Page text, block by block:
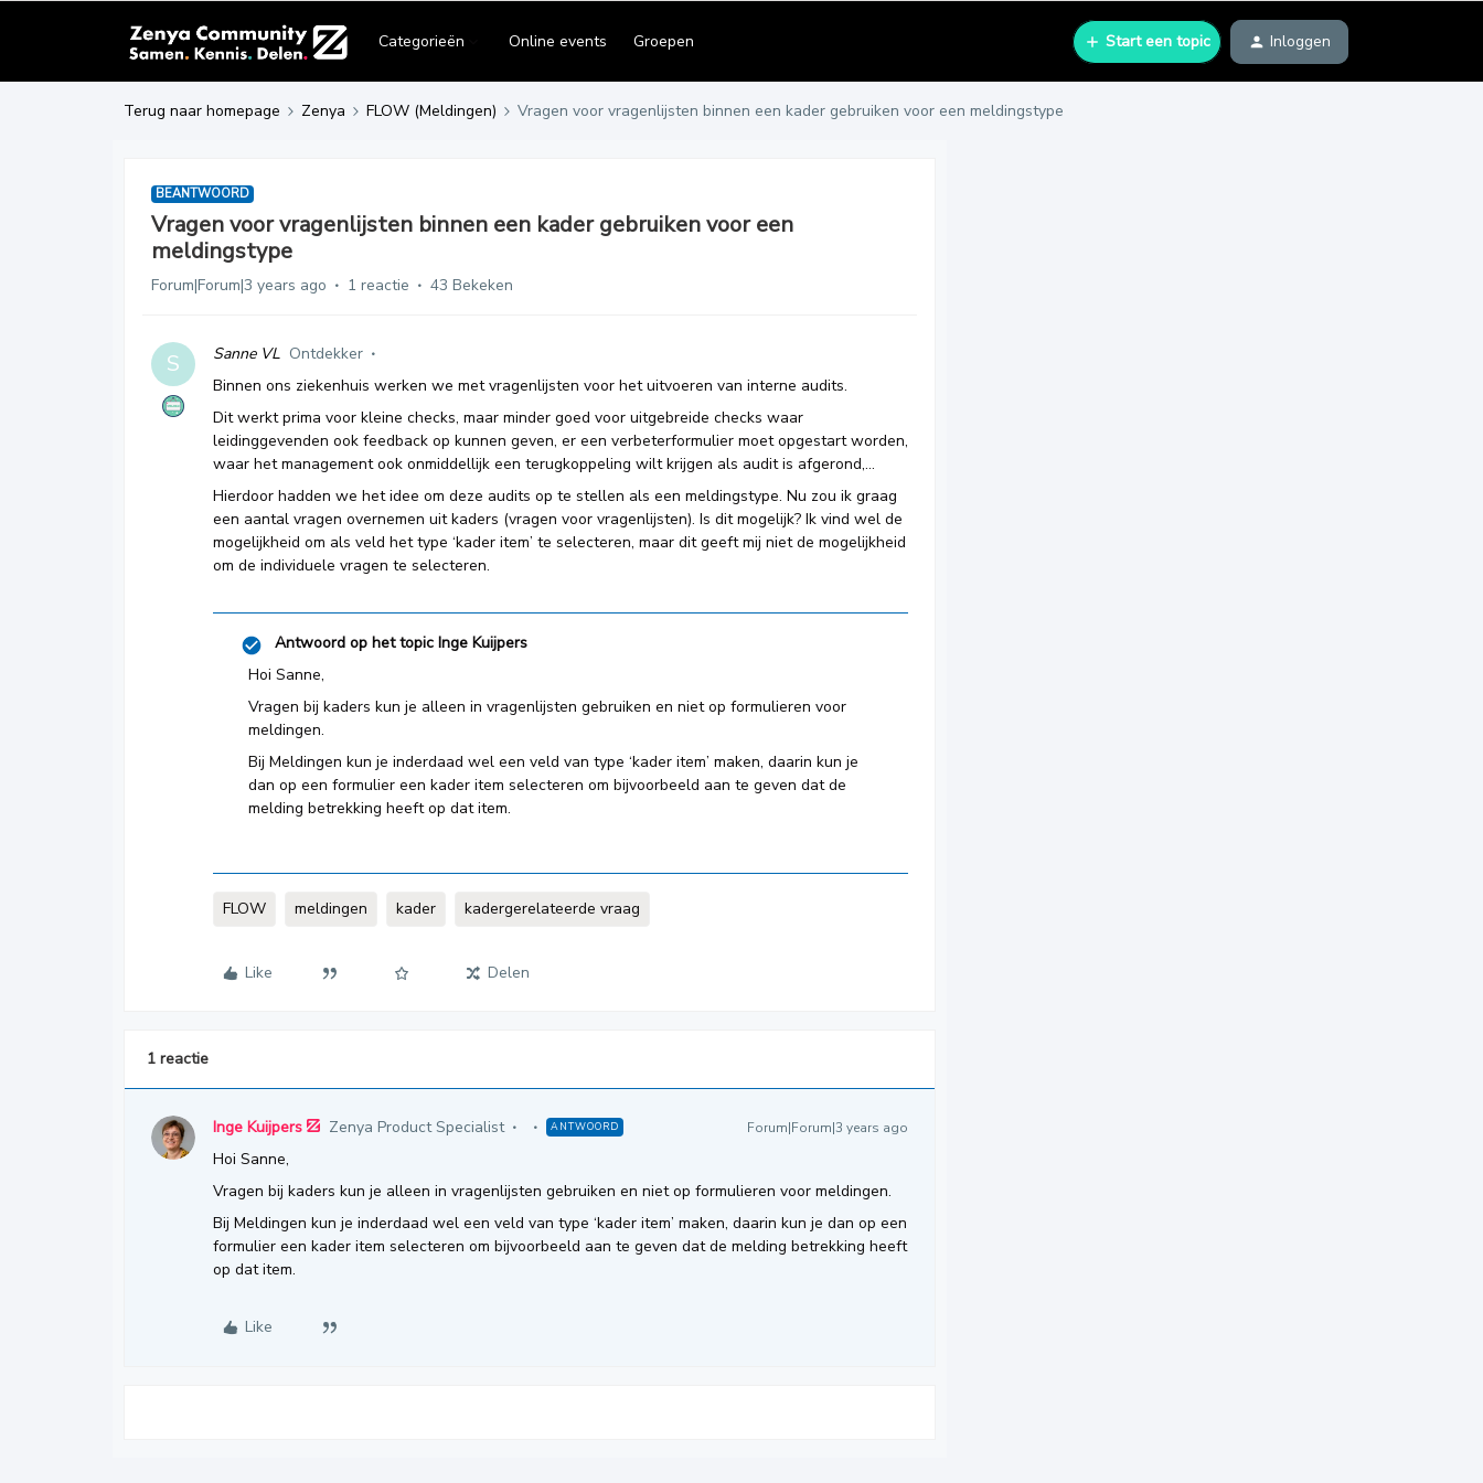
Categorieën Online events Groepen Start een topic Inloggen
Terug naar homepage Zenya FLOW (Meldingen) Vragen voor vragenlijsten binnen een kader gebruiken voor een meldingstype
BEANTWOORD
Vragen voor vragenlijsten binnen een kader gebruiken voor een
meldingstype
Forum|Forum|3 years ago 1 reactie 43 Bekeken
S Sanne VL Ontdekker
Binnen ons ziekenhuis werken we met vragenlijsten voor het uitvoeren van interne audits.
Dit werkt prima voor kleine checks, maar minder goed voor uitgebreide checks waar
leidinggevenden ook feedback op kunnen geven, er een verbeterformulier moet opgestart worden,
waar het management ook onmiddellijk een terugkoppeling wilt krijgen als audit is afgerond,…
Hierdoor hadden we het idee om deze audits op te stellen als een meldingstype. Nu zou ik graag
een aantal vragen overnemen uit kaders (vragen voor vragenlijsten). Is dit mogelijk? Ik vind wel de
mogelijkheid om als veld het type ‘kader item’ te selecteren, maar dit geeft mij niet de mogelijkheid
om de individuele vragen te selecteren.
Antwoord op het topic Inge Kuijpers
Hoi Sanne,
Vragen bij kaders kun je alleen in vragenlijsten gebruiken en niet op formulieren voor
meldingen.
Bij Meldingen kun je inderdaad wel een veld van type ‘kader item’ maken, daarin kun je
dan op een formulier een kader item selecteren om bijvoorbeeld aan te geven dat de
melding betrekking heeft op dat item.
FLOW meldingen kader kadergerelateerde vraag
Like Delen
1 reactie
Inge Kuijpers Zenya Product Specialist ANTWOORD Forum|Forum|3 years ago
Hoi Sanne,
Vragen bij kaders kun je alleen in vragenlijsten gebruiken en niet op formulieren voor meldingen.
Bij Meldingen kun je inderdaad wel een veld van type ‘kader item’ maken, daarin kun je dan op een
formulier een kader item selecteren om bijvoorbeeld aan te geven dat de melding betrekking heeft
op dat item.
Like